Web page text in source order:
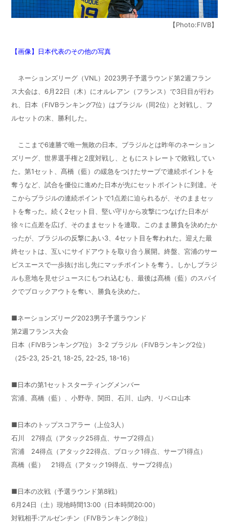
【Photo:FIVB】
【画像】日本代表のその他の写真
ネーションズリーグ（VNL） 2023男子予選ラウンド第2週フラン
ス大会は、6月 22日（木）にオルレアン（フランス）で3日目が行わ
れ、日本（FIVBランキング7位）はブラジル（同2位）と対戦し、フ
ルセットの末、勝利した。
ここまで6連勝で唯一無敗の日本。ブラジルとは昨年のネーション
ズリーグ、世界選手権と 2度対戦し、ともにストレートで敗戦してい
た。第1セット、髙橋（藍）の緩急をつけたサーブで連続ポイントを
奪うなど、試合を優位に進めた日本が先にセットポイントに到達。そ
こからブラジルの連続ポイントで1点差に迫られるが、そのままセッ
トを奪った。続く 2セット目、堅い守りから攻撃につなげた日本が
徐々に点差を広げ、そのままセットを連取。このまま勝負を決めたか
ったが、ブラジルの反撃にあい3、4セット目を奪われた。迎えた最
終セットは、互いにサイドアウトを取り合う展開。終盤、宮浦のサー
ビスエースで一歩抜け出し先にマッチポイントを奪う。しかしブラジ
ルも意地を見せジュースにもつれ込むも、最後は髙橋（藍）のスパイ
クでブロックアウトを奪い、勝負を決めた。
■ネーションズリーグ2023男子予選ラウンド
第2週フランス大会
日本（FIVBランキング7位） 3-2 ブラジル（FIVBランキング2位）
（25-23, 25-21, 18-25, 22-25, 18-16）
■日本の第1セットスターティングメンバー
宮浦、髙橋（藍）、小野寺、関田、石川、山内、リベロ山本
■日本のトップスコアラー（上位3人）
石川 27得点（アタック25得点、サーブ2得点）
宮浦 24得点（アタック22得点、ブロック1得点、サーブ1得点）
髙橋（藍） 21得点（アタック19得点、サーブ2得点）
■日本の次戦（予選ラウンド第8戦）
6月 24日（土）現地時間13:00 （日本時間20:00）
対戦相手:アルゼンチン（FIVBランキング8位）